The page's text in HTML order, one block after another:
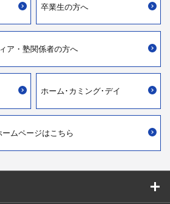
卒業生の方へ
ア・ 塾関係者の方へ
ホーム･カミング･デイ
ームページはこちら